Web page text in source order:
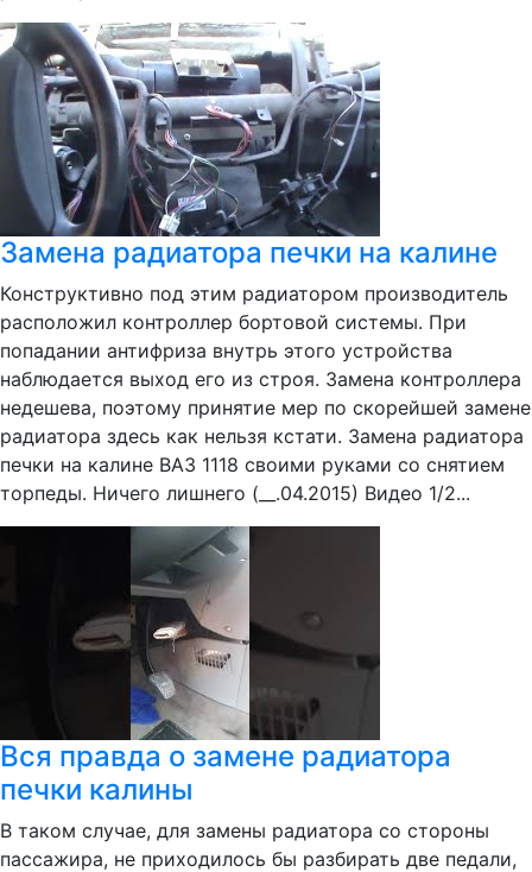
Замена радиатора печки на калине
Конструктивно под этим радиатором производитель
расположил контроллер бортовой системы. При
попадании антифриза внутрь этого устройства
наблюдается выход его из строя. Замена контроллера
недешева, поэтому принятие мер по скорейшей замене
радиатора здесь как нельзя кстати. Замена радиатора
печки на калине ВАЗ 1118 своими руками со снятием
торпеды. Ничего лишнего (__.04.2015) Видео 1/2...
Вся правда о замене радиатора
печки калины
В таком случае, для замены радиатора со стороны
пассажира, не приходилось бы разбирать две педали,